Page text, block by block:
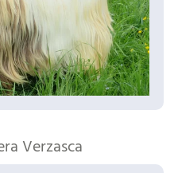
Verzasca